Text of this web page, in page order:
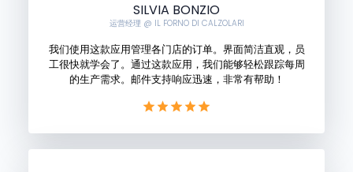
SILVIA BONZIO
运营经理 @ IL FORNO DI CALZOLARI
我们使用这款应用管理各门店的订单。界面简洁直观，员
工很快就学会了。通过这款应用，我们能够轻松跟踪每周
的生产需求。邮件支持响应迅速，非常有帮助！